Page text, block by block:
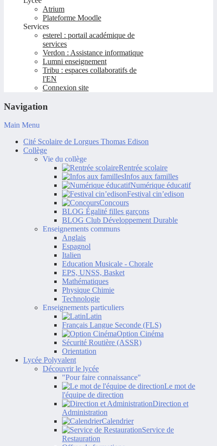
Atrium
Plateforme Moodle
Services
esterel : portail académique de
services
Verdon : Assistance informatique
Lumni enseignement
Tribu : espaces collaboratifs de
l'EN
Connexion site
Navigation
Main Menu
Cité Scolaire de Lorgues Thomas Edison
Collège
Vie du collège
Rentrée scolaire
Infos aux familles
Numérique éducatif
Festival cin’edison
Concours
BLOG Égalité filles garçons
BLOG Club Développement Durable
Enseignements communs
Anglais
Espagnol
Italien
Education Musicale - Chorale
EPS, UNSS, Basket
Mathématiques
Physique Chimie
Technologie
Enseignements particuliers
Latin
Français Langue Seconde (FLS)
Option Cinéma
Sécurité Routière (ASSR)
Orientation
Lycée Polyvalent
Découvrir le lycée
"Pour faire connaissance"
Le mot de
l'équipe de direction
Direction et
Administration
Calendrier
Service de
Restauration